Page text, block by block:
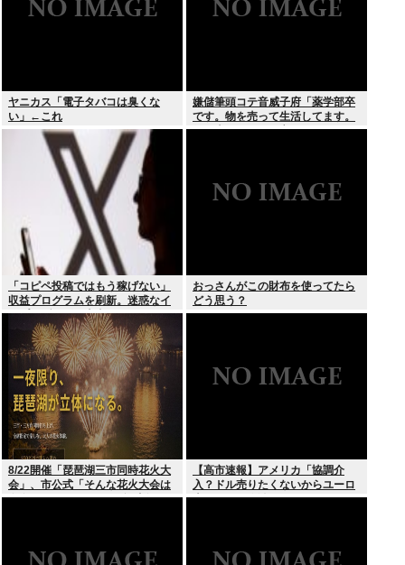
ヤニカス「電子タバコは臭くな
い」←これ
嫌儲筆頭コテ音威子府「薬学部卒
です。物を売って生活してます。
何を売ってるかは言えません」
「コピペ投稿ではもう稼げない」
収益プログラムを刷新。迷惑なイ
ンプレゾンビは本当にいなくなる
のか？
おっさんがこの財布を使ってたら
どう思う？
8/22開催「琵琶湖三市同時花火大
会」、市公式「そんな花火大会は
存在しない」→ SNS阿鼻叫喚
【高市速報】アメリカ「協調介
入？ドル売りたくないからユーロ
売るわ」EU激怒www